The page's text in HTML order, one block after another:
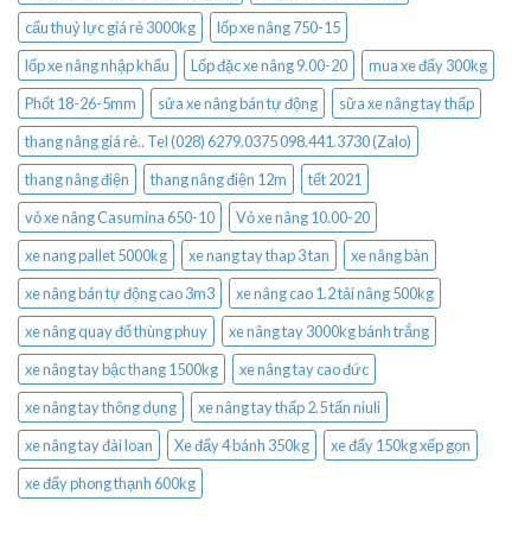
cẩu thuỷ lực giá rẻ 3000kg
lốp xe nâng 750-15
lốp xe nâng nhập khẩu
Lốp đặc xe nâng 9.00-20
mua xe đẩy 300kg
Phốt 18-26-5mm
sửa xe nâng bán tự động
sữa xe nâng tay thấp
thang nâng giá rẻ.. Tel (028) 6279.0375 098.441.3730 (Zalo)
thang nâng điện
thang nâng điện 12m
tết 2021
vỏ xe nâng Casumina 650-10
Vỏ xe nâng 10.00-20
xe nang pallet 5000kg
xe nang tay thap 3 tan
xe nâng bàn
xe nâng bán tự động cao 3m3
xe nâng cao 1.2 tải nâng 500kg
xe nâng quay đổ thùng phuy
xe nâng tay 3000kg bánh trắng
xe nâng tay bậc thang 1500kg
xe nâng tay cao đức
xe nâng tay thông dụng
xe nâng tay thấp 2.5 tấn niuli
xe nâng tay đài loan
Xe đẩy 4 bánh 350kg
xe đẩy 150kg xếp gọn
xe đẩy phong thạnh 600kg